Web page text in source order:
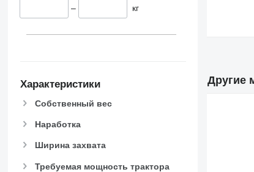
– кг
Характеристики
Собственный вес
Наработка
Ширина захвата
Требуемая мощность трактора
Другие